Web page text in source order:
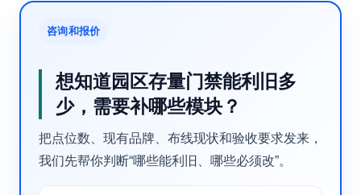
咨询和报价
想知道园区存量门禁能利旧多
少，需要补哪些模块？
把点位数、现有品牌、布线现状和验收要求发来，
我们先帮你判断“哪些能利旧、哪些必须改”。